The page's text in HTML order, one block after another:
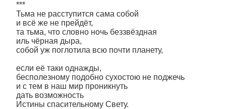
***
Тьма не расступится сама собой
и всё же не прейдёт,
та тьма, что словно ночь беззвёздная
иль чёрная дыра,
собой уж поглотила всю почти планету,
если её таки однажды,
бесполезному подобно сухостою не поджечь
и с тем в наш мир проникнуть
дать возможность
Истины спасительному Свету.